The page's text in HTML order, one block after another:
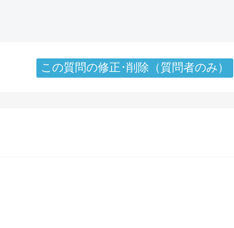
この質問の修正･削除（質問者のみ）